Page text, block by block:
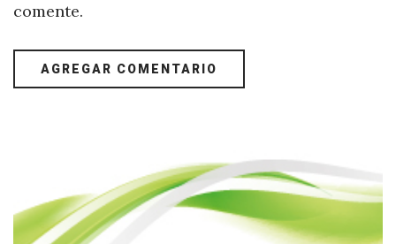
comente.